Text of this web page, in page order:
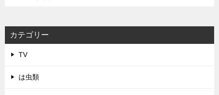
カテゴリー
TV
は虫類